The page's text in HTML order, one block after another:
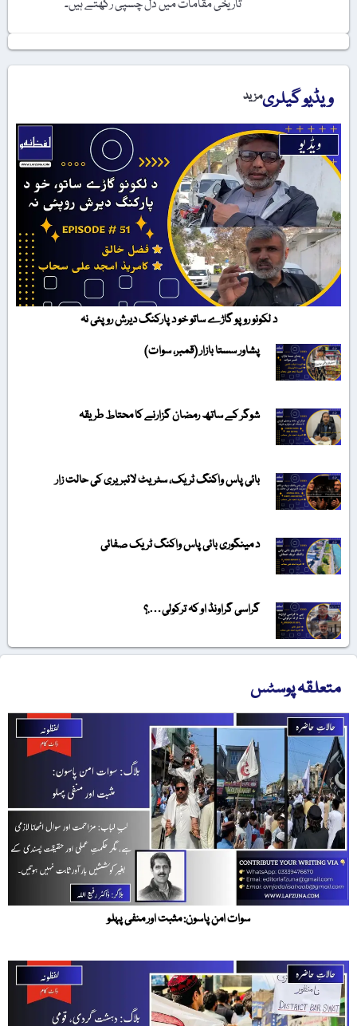
تاریخی مقامات میں دل چسپی رکھتے ہیں۔
ویڈیو گیلریمزید
د لکونو روپو گاڑے ساتو خو د پارکنگ دیرش روپئی نہ
پشاور سستا بازار (قمبر، سوات)
شوگر کے ساتھ رمضان گزارنے کا محتاط طریقہ
بائی پاس واکنگ ٹریک، سٹریٹ لائبریری کی حالت زار
د مینگوری بائی پاس واکنگ ٹریک صفائی
گراسی گراونڈ او کہ ترکولی….؟
متعلقہ پوسٹس
سوات امن پاسون: مثبت اور منفی پہلو